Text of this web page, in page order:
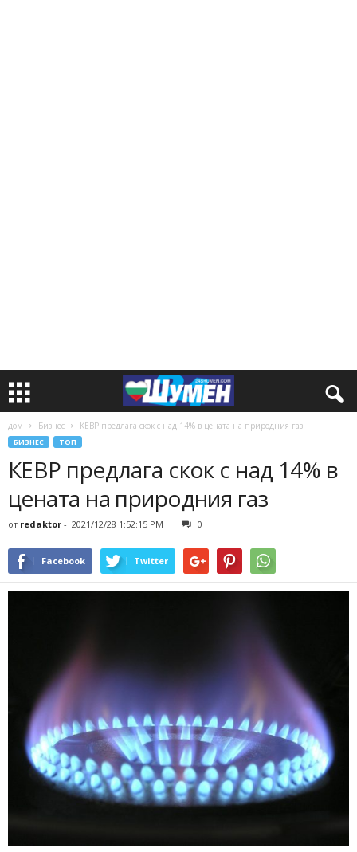
дом Бизнес КЕВР предлага скок с над 14% в цената на природния газ
БИЗНЕС ТОП
КЕВР предлага скок с над 14% в
цената на природния газ
от redaktor - 2021/12/28 1:52:15 PM 0
Facebook Twitter